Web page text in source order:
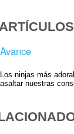
Avance
Los ninjas más
asaltar nuestras